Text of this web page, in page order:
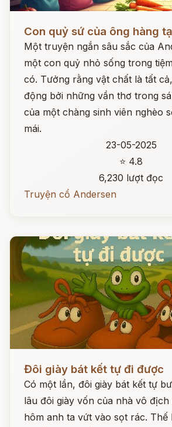
Con quỷ sứ của ông hàng
Một truyện ngắn sâu sắc của
một con quỷ nhỏ sống trong
có. Tưởng rằng vật chất là tất
động bởi những vần thơ trong
của một chàng sinh viên nghèo
mái.
23-05-2025
⭐ 4.8
6,230 lượt đọc
Truyện cổ Andersen
Đôi giày bát kết tự đi được
Có một lần, đôi giày bát kết tự
lâu đôi giày vốn của nhà vô
hôm anh ta vứt vào sọt rác. Thế